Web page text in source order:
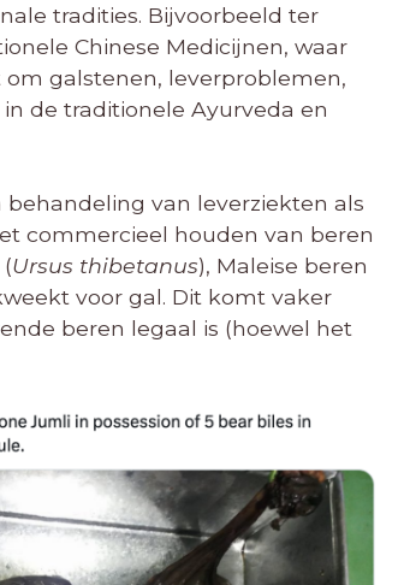
tradities. Bijvoorbeeld ter
Chinese Medicijnen, waar
galstenen, leverproblemen,
de traditionele Ayurveda en
van leverziekten als
commercieel houden van beren
Ursus thibetanus), Maleise beren
voor gal. Dit komt vaker
beren legaal is (hoewel het